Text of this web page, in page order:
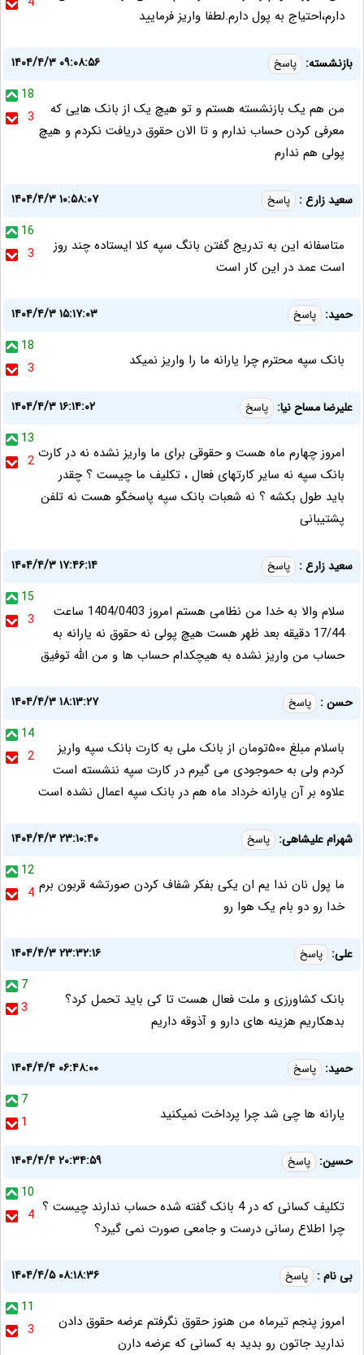
دارم،احتیاج به پول دارم.لطفا واریز فرمایید
بازنشسته: پاسخ
۱۴۰۴/۴/۳ ۰۹:۰۸:۵۶
18
3
من هم یک بازنشسته هستم و تو هیچ یک از بانک هایی که
معرفی کردن حساب ندارم و تا الان حقوق دریافت نکردم و هیچ
پولی هم ندارم
سعید زارع : پاسخ
۱۴۰۴/۴/۳ ۱۰:۵۸:۰۷
16
3
متاسفانه این به تدریج گفتن بانگ سپه کلا ایستاده چند روز
است عمد در این کار است
حمید: پاسخ
۱۴۰۴/۴/۳ ۱۵:۱۷:۰۳
18
3
بانک سپه محترم چرا یارانه ما را واریز نمیکد
علیرضا مساح نیا: پاسخ
۱۴۰۴/۴/۳ ۱۶:۱۴:۰۲
13
2 امروز چهارم ماه هست و حقوقی برای ما واریز نشده نه در کارت
بانک سپه نه سایر کارتهای فعال ، تکلیف ما چیست ؟ چقدر
باید طول بکشه ؟ نه شعبات بانک سپه پاسخگو هست نه تلفن
پشتیبانی
سعید زارع : پاسخ
۱۴۰۴/۴/۳ ۱۷:۴۶:۱۴
15
3
سلام والا به خدا من نظامی هستم امروز 1404/0403 ساعت
17/44 دقیقه بعد ظهر هست هیچ پولی نه حقوق نه یارانه به
حساب من واریز نشده به هیچکدام حساب ها و من الله توفیق
حسن : پاسخ
۱۴۰۴/۴/۳ ۱۸:۱۳:۲۷
14
2
باسلام مبلغ ۵۰۰تومان از بانک ملی به کارت بانک سپه واریز
کردم ولی به حموجودی می گیرم در کارت سپه ننشسته است
علاوه بر آن یارانه خرداد ماه هم در بانک سپه اعمال نشده است
شهرام علیشاهی: پاسخ
۱۴۰۴/۴/۳ ۲۳:۱۰:۴۰
12
4 ما پول نان ندا یم ان یکی بفکر شفاف کردن صورتشه قربون برم
خدا رو دو بام یک هوا رو
علی: پاسخ
۱۴۰۴/۴/۳ ۲۳:۳۲:۱۶
7
3
بانک کشاورزی و ملت فعال هست تا کی باید تحمل کرد؟
بدهکاریم هزینه های دارو و آذوقه داریم
حمید: پاسخ
۱۴۰۴/۴/۴ ۰۶:۴۸:۰۰
7
1
یارانه ها چی شد چرا پرداخت نمیکنید
حسین: پاسخ
۱۴۰۴/۴/۴ ۲۰:۳۴:۵۹
10
4 تکلیف کسانی که در 4 بانک گفته شده حساب ندارند چیست ؟
چرا اطلاع رسانی درست و جامعی صورت نمی گیرد؟
بی نام : پاسخ
۱۴۰۴/۴/۵ ۰۸:۱۸:۳۶
11
3
امروز پنجم تیرماه من هنوز حقوق نگرفتم عرضه حقوق دادن
ندارید جاتون رو بدید به کسانی که عرضه دارن